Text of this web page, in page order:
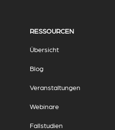
RESSOURCEN
Übersicht
Blog
Veranstaltungen
Webinare
Fallstudien